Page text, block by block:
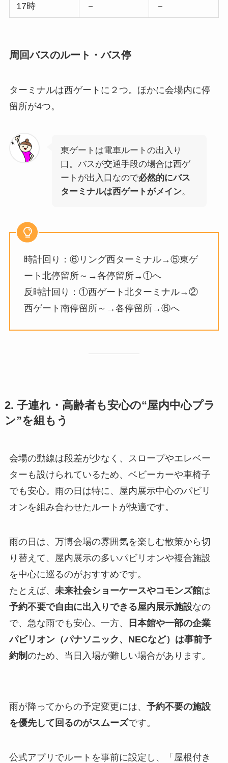
17時 － －
周回バスのルート・バス停
ターミナルは西ゲートに２つ。ほかに会場内に停
留所が4つ。
東ゲートは電車ルートの出入り
口。バスが交通手段の場合は西ゲ
ートが出入口なので必然的にバス
ターミナルは西ゲートがメイン。
時計回り：⑥リング西ターミナル→⑤東ゲ
ート北停留所～→各停留所→①へ
反時計回り：①西ゲート北ターミナル→②
西ゲート南停留所～→各停留所→⑥へ
2. 子連れ・高齢者も安心の“屋内中心プラ
ン”を組もう
会場の動線は段差が少なく、スロープやエレベー
ターも設けられているため、ベビーカーや車椅子
でも安心。雨の日は特に、屋内展示中心のパビリ
オンを組み合わせたルートが快適です。
雨の日は、万博会場の雰囲気を楽しむ散策から切
り替えて、屋内展示の多いパビリオンや複合施設
を中心に巡るのがおすすめです。
たとえば、 未来社会ショーケースやコモンズ館は
予約不要で自由に出入りできる屋内展示施設なの
で、急な雨でも安心。一方、
日本館や一部の企業
パビリオン（パナソニック、NECなど）は事前予
約制 のため、当日入場が難しい場合があります。
雨が降ってからの予定変更には、 予約不要の施設
を優先して回るのがスムーズです。
公式アプリでルートを事前に設定し、「屋根付き